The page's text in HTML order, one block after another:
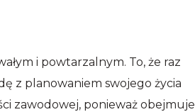
i powtarzalnym. To, że raz
z planowaniem swojego życia
zawodowej, ponieważ obejmuje